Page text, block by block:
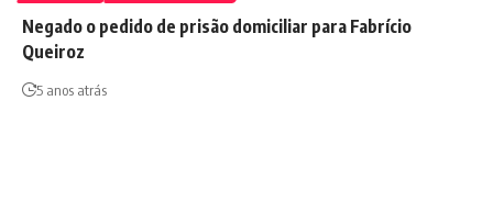
Negado o pedido de prisão domiciliar para Fabrício
Queiroz
5 anos atrás